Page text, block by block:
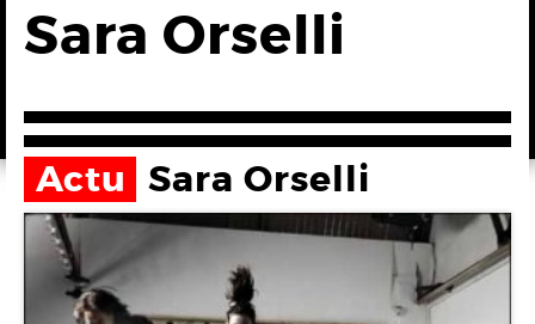
Sara Orselli
Actu Sara Orselli